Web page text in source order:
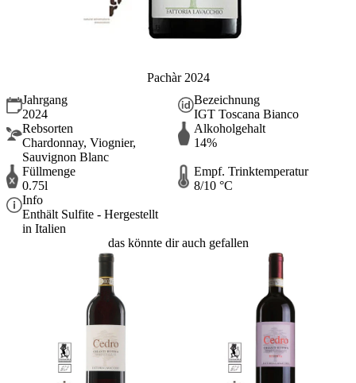
Pachàr 2024
Jahrgang
2024
Bezeichnung
IGT Toscana Bianco
Rebsorten
Chardonnay, Viognier,
Sauvignon Blanc
Alkoholgehalt
14%
Füllmenge
0.75l
Empf. Trinktemperatur
8/10 °C
Info
Enthält Sulfite - Hergestellt
in Italien
das könnte dir auch gefallen